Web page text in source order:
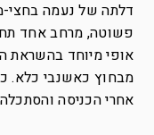
דלתה של נעמה בחצי-
פשוטה, מרחב אחד
אופי מיוחד בהשראת
מבחוץ כאשנבי כלא.
אחרי הכניסה